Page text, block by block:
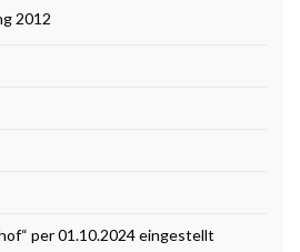
2012
per 01.10.2024 eingestellt